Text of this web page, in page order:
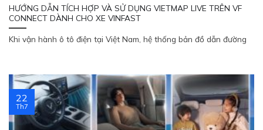
HƯỚNG DẪN TÍCH HỢP VÀ SỬ DỤNG VIETMAP LIVE TRÊN VF
CONNECT DÀNH CHO XE VINFAST
Khi vận hành ô tô điện tại Việt Nam, hệ thống bản đồ dẫn đường
22
Th7